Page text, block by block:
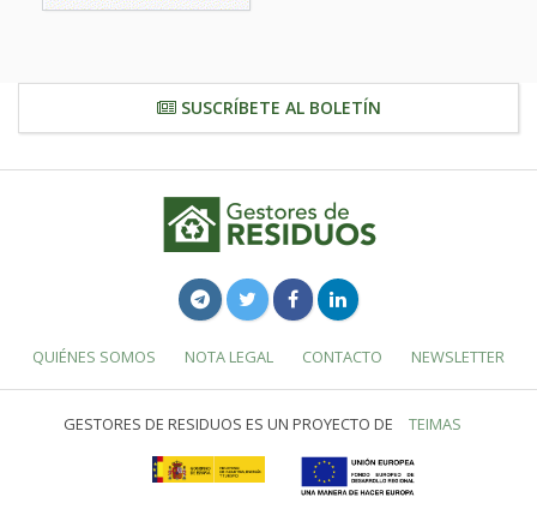
SUSCRÍBETE AL BOLETÍN
QUIÉNES SOMOS NOTA LEGAL CONTACTO NEWSLETTER
GESTORES DE RESIDUOS ES UN PROYECTO DE TEIMAS